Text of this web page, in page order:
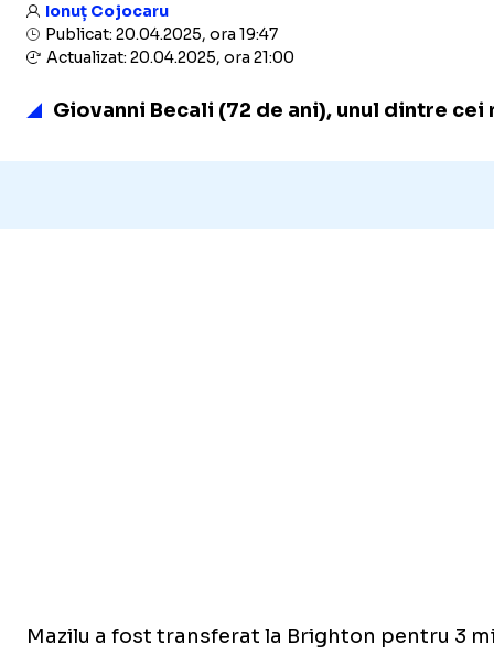
Ionuț Cojocaru
Publicat: 20.04.2025, ora 19:47
Actualizat: 20.04.2025, ora 21:00
Giovanni Becali (72 de ani), unul dintre
Mazilu a fost transferat la Brighton pentru 3